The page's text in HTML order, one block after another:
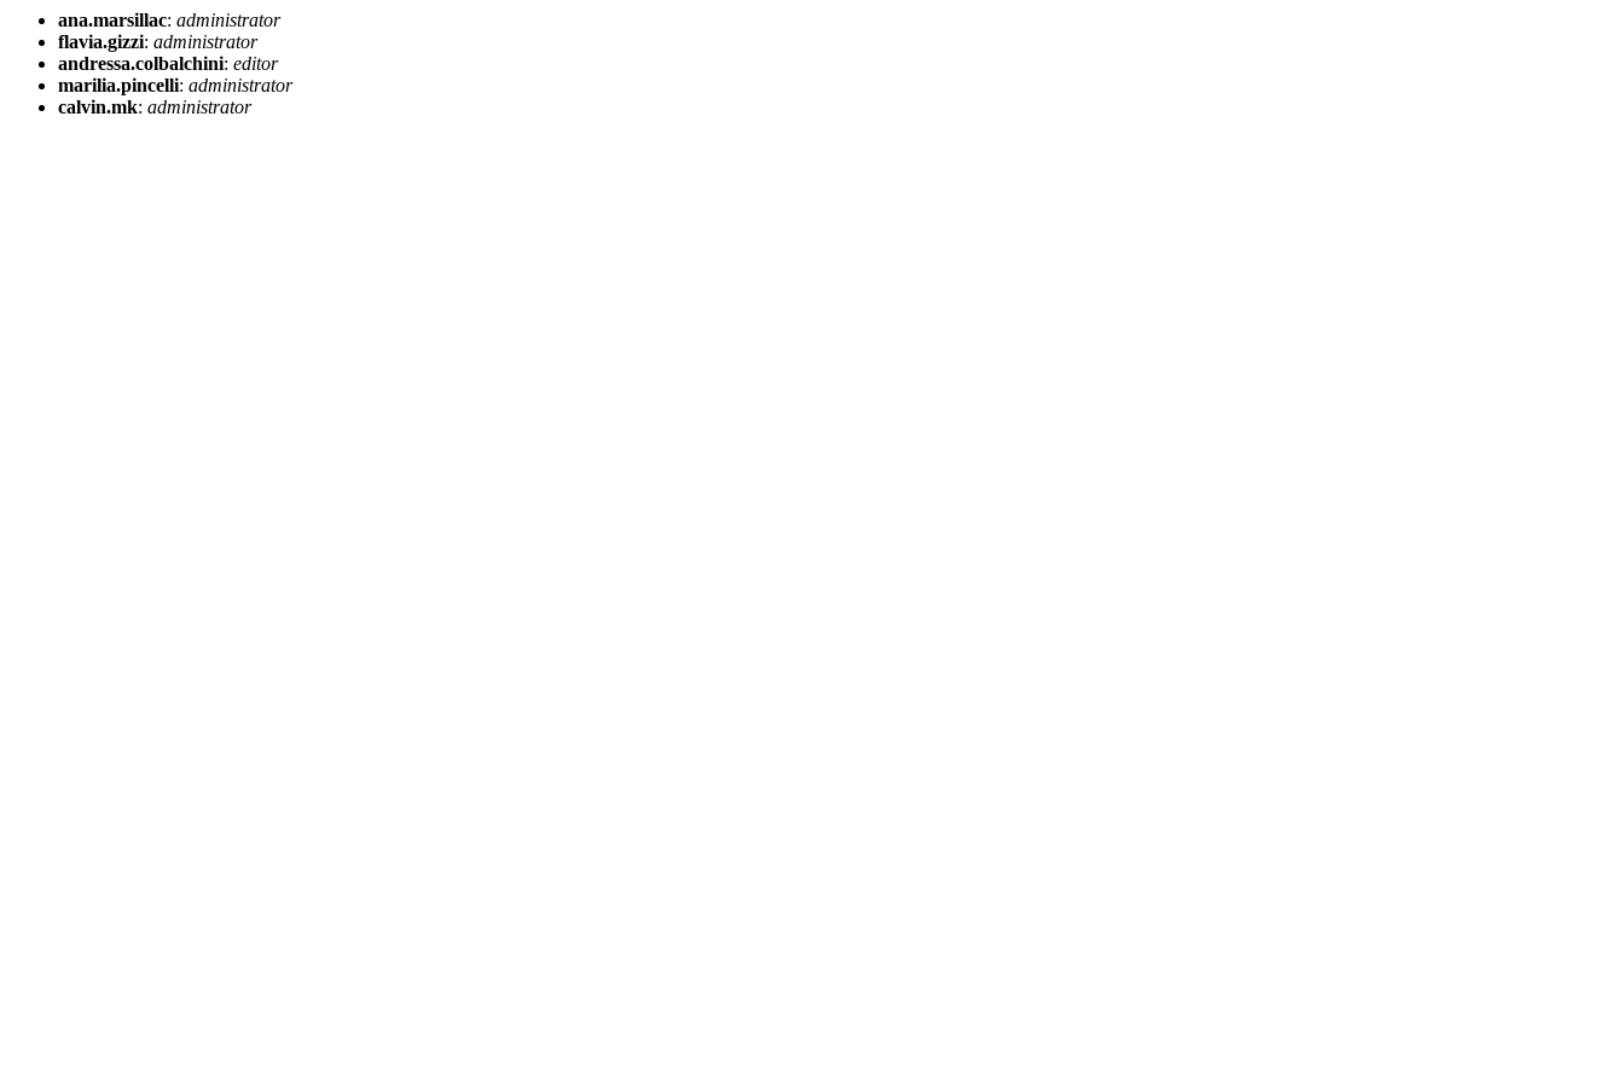
ana.marsillac: administrator
flavia.gizzi: administrator
andressa.colbalchini: editor
marilia.pincelli: administrator
calvin.mk: administrator